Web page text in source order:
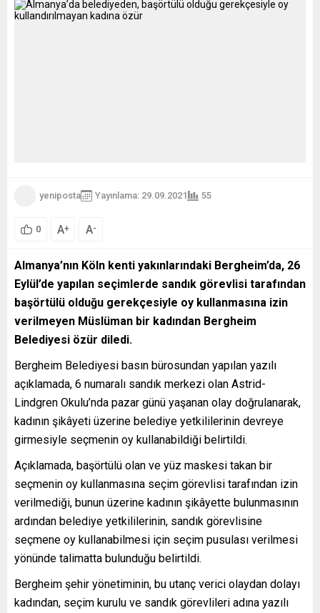
yeniposta Yayınlama: 29.09.2021 55
0 A+ A-
Almanya’nın Köln kenti yakınlarındaki Bergheim’da, 26
Eylül’de yapılan seçimlerde sandık görevlisi tarafından
başörtülü olduğu gerekçesiyle oy kullanmasına izin
verilmeyen Müslüman bir kadından Bergheim
Belediyesi özür diledi.
Bergheim Belediyesi basın bürosundan yapılan yazılı
açıklamada, 6 numaralı sandık merkezi olan Astrid-
Lindgren Okulu’nda pazar günü yaşanan olay doğrulanarak,
kadının şikâyeti üzerine belediye yetkililerinin devreye
girmesiyle seçmenin oy kullanabildiği belirtildi.
Açıklamada, başörtülü olan ve yüz maskesi takan bir
seçmenin oy kullanmasına seçim görevlisi tarafından izin
verilmediği, bunun üzerine kadının şikâyette bulunmasının
ardından belediye yetkililerinin, sandık görevlisine
seçmene oy kullanabilmesi için seçim pusulası verilmesi
yönünde talimatta bulunduğu belirtildi.
Bergheim şehir yönetiminin, bu utanç verici olaydan dolayı
kadından, seçim kurulu ve sandık görevlileri adına yazılı